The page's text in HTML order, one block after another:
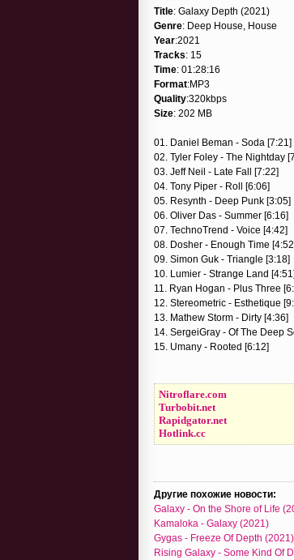
Title: Galaxy Depth (2021)
Genre: Deep House, House
Year:2021
Tracks: 15
Time: 01:28:16
Format:MP3
Quality:320kbps
Size: 202 MB
01. Daniel Beman - Soda [7:21]
02. Tyler Foley - The Nightday
03. Jeff Neil - Late Fall [7:22]
04. Tony Piper - Roll [6:06]
05. Resynth - Deep Punk [3:05]
06. Oliver Das - Summer [6:16]
07. TechnoTrend - Voice [4:42]
08. Dosher - Enough Time
09. Simon Guk - Triangle [3:18]
10. Lumier - Strange Land
11. Ryan Hogan - Plus Three
12. Stereometric - Esthetique
13. Mathew Storm - Dirty [4:36]
14. SergeiGray - Of The Deep
15. Umany - Rooted [6:12]
Nitroflare.com
Turbobit.net
Rapidgator.net
Hotlink.cc
Другие похожие новости:
Galaxy - On the Shore of Life
Kamaloka - Galaxy (2021)
Gygas - Freeze Of Depth (2021)
Rising Galaxy - Some Kind Of